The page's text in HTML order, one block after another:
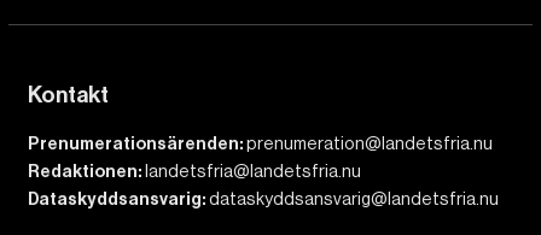
Kontakt
Prenumerationsärenden:prenumeration@landetsfria.nu
Redaktionen: landetsfria@landetsfria.nu
Dataskyddsansvarig:dataskyddsansvarig@landetsfria.nu